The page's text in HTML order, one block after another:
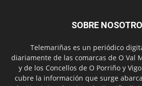
SOBRE
Telemariñas es un periódico
diariamente de las comarcas de O Val
y de los Concellos de O Porriño y
cubre la información que surge